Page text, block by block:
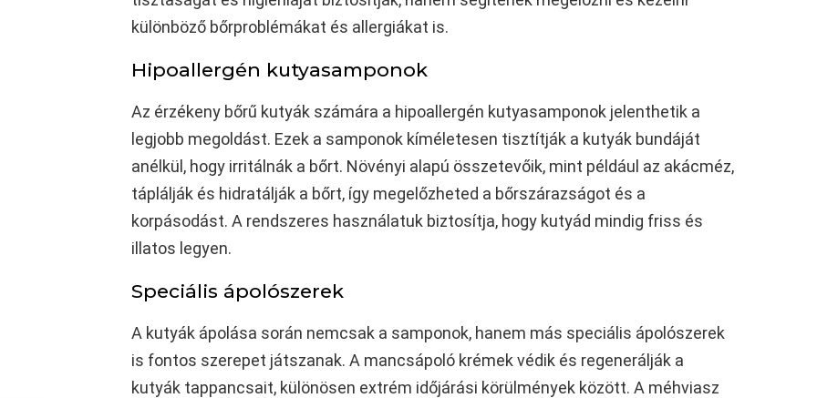
különböző bőrproblémákat és allergiákat is.
Hipoallergén kutyasamponok
Az érzékeny bőrű kutyák számára a hipoallergén kutyasamponok jelenthetik a
legjobb megoldást. Ezek a samponok kíméletesen tisztítják a kutyák bundáját
anélkül, hogy irritálnák a bőrt. Növényi alapú összetevőik, mint például az akácméz,
táplálják és hidratálják a bőrt, így megelőzheted a bőrszárazságot és a
korpásodást. A rendszeres használatuk biztosítja, hogy kutyád mindig friss és
illatos legyen.
Speciális ápolószerek
A kutyák ápolása során nemcsak a samponok, hanem más speciális ápolószerek
is fontos szerepet játszanak. A mancsápoló krémek védik és regenerálják a
kutyák tappancsait, különösen extrém időjárási körülmények között. A méhviasz